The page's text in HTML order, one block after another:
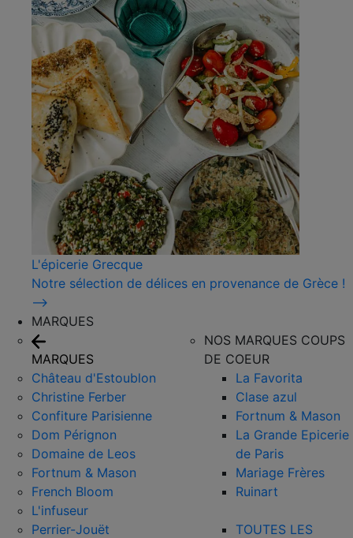
L'épicerie Grecque
Notre sélection de délices en provenance de Grèce !
⟶
MARQUES
MARQUES
Château d'Estoublon
Christine Ferber
Confiture Parisienne
Dom Pérignon
Domaine de Leos
Fortnum & Mason
French Bloom
L'infuseur
Perrier-Jouët
NOS MARQUES COUPS
DE COEUR
La Favorita
Clase azul
Fortnum & Mason
La Grande Epicerie
de Paris
Mariage Frères
Ruinart
TOUTES LES